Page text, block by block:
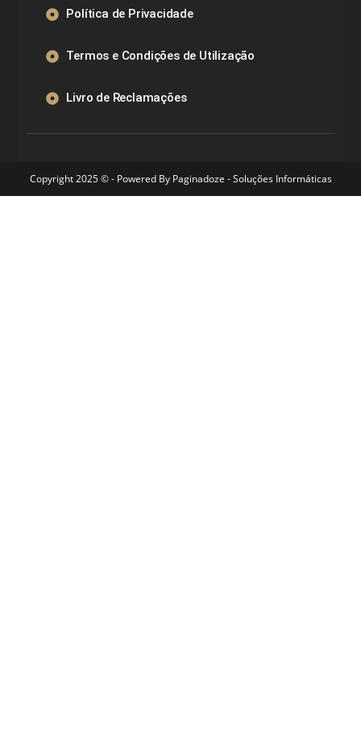
Política de Privacidade
Termos e Condições de Utilização
Livro de Reclamações
Copyright 2025 © - Powered By Paginadoze - Soluções Informáticas